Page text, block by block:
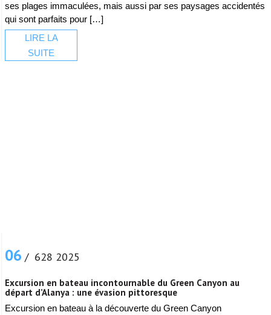
ses plages immaculées, mais aussi par ses paysages accidentés
qui sont parfaits pour […]
LIRE LA
SUITE
06 / 628 2025
Excursion en bateau incontournable du Green Canyon au
départ d’Alanya : une évasion pittoresque
Excursion en bateau à la découverte du Green Canyon